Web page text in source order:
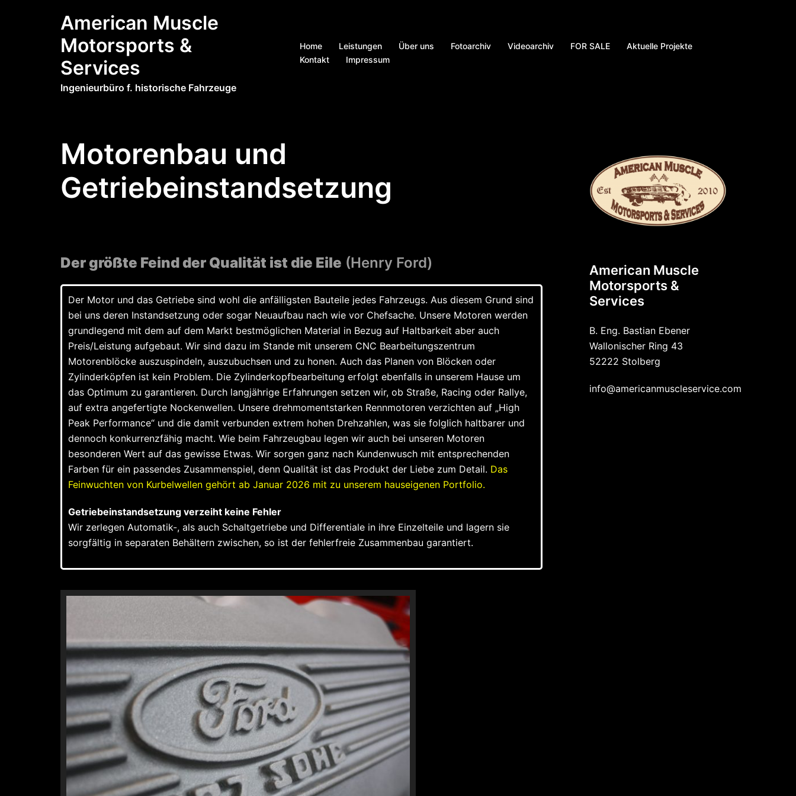
American Muscle
Motorsports &
Services
Ingenieurbüro f. historische Fahrzeuge
Home Leistungen Über uns Fotoarchiv Videoarchiv FOR SALE
Aktuelle Projekte
Kontakt
Impressum
Motorenbau und
Getriebeinstandsetzung
Der größte Feind der Qualität ist die Eile (Henry Ford)
Der Motor und das Getriebe sind wohl die anfälligsten Bauteile jedes Fahrzeugs. Aus diesem Grund sind
bei uns deren Instandsetzung oder sogar Neuaufbau nach wie vor Chefsache. Unsere Motoren werden
grundlegend mit dem auf dem Markt bestmöglichen Material in Bezug auf Haltbarkeit aber auch
Preis/Leistung aufgebaut. Wir sind dazu im Stande mit unserem CNC Bearbeitungszentrum
Motorenblöcke auszuspindeln, auszubuchsen und zu honen. Auch das Planen von Blöcken oder
Zylinderköpfen ist kein Problem. Die Zylinderkopfbearbeitung erfolgt ebenfalls in unserem Hause um
das Optimum zu garantieren. Durch langjährige Erfahrungen setzen wir, ob Straße, Racing oder Rallye,
auf extra angefertigte Nockenwellen. Unsere drehmomentstarken Rennmotoren verzichten auf „High
Peak Performance“ und die damit verbunden extrem hohen Drehzahlen, was sie folglich haltbarer und
dennoch konkurrenzfähig macht. Wie beim Fahrzeugbau legen wir auch bei unseren Motoren
besonderen Wert auf das gewisse Etwas. Wir sorgen ganz nach Kundenwusch mit entsprechenden
Farben für ein passendes Zusammenspiel, denn Qualität ist das Produkt der Liebe zum Detail. Das
Feinwuchten von Kurbelwellen gehört ab Januar 2026 mit zu unserem hauseigenen Portfolio.
Getriebeinstandsetzung verzeiht keine Fehler
Wir zerlegen Automatik-, als auch Schaltgetriebe und Differentiale in ihre Einzelteile und lagern sie
sorgfältig in separaten Behältern zwischen, so ist der fehlerfreie Zusammenbau garantiert.
American Muscle
Motorsports &
Services
B. Eng. Bastian Ebener
Wallonischer Ring 43
52222 Stolberg
info@americanmuscleservice.com